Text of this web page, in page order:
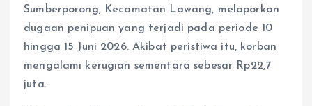
Sumberporong, Kecamatan Lawang, melaporkan
dugaan penipuan yang terjadi pada periode 10
hingga 15 Juni 2026. Akibat peristiwa itu, korban
mengalami kerugian sementara sebesar Rp22,7
juta.